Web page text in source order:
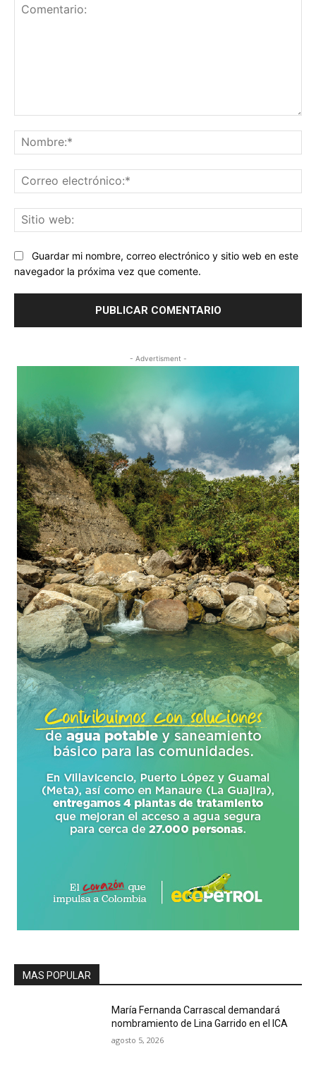
Guardar mi nombre, correo electrónico y sitio web en este
navegador la próxima vez que comente.
- Advertisment -
MAS POPULAR
María Fernanda Carrascal demandará
nombramiento de Lina Garrido en el ICA
agosto 5, 2026